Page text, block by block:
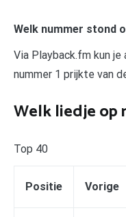
Welk nummer stond
Via Playback.fm kun
nummer 1 prijkte van
Welk liedje op
Top 40
Positie Vorige